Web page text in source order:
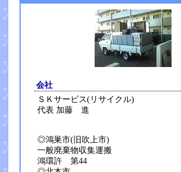
会社
ＳＫサービス(リサイクル)
代表 加藤 進
◎鴻巣市(旧吹上市)
一般廃棄物収集運搬
鴻環許 第44